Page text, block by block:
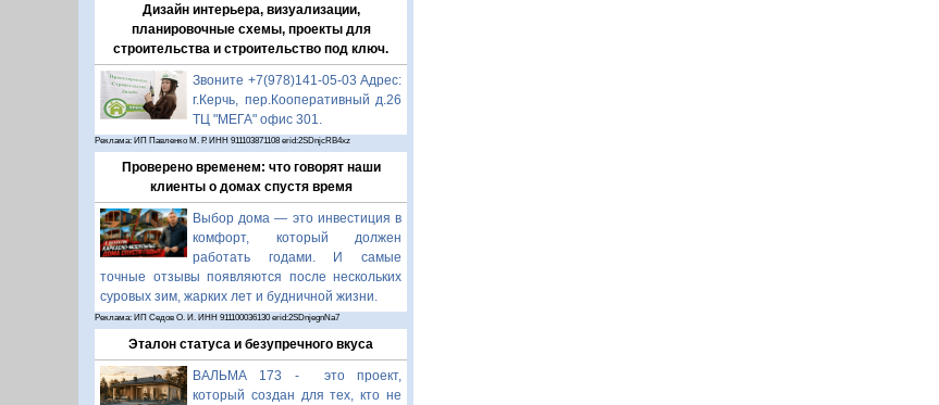
Дизайн интерьера, визуализации,
планировочные схемы, проекты для
строительства и строительство под ключ.
Звоните +7(978)141-05-03 Адрес:
г.Керчь, пер.Кооперативный д.26
ТЦ "МЕГА" офис 301.
Реклама: ИП Павленко М. Р. ИНН 911103871108 erid:2SDnjcRB4xz
Проверено временем: что говорят наши
клиенты о домах спустя время
Выбор дома — это инвестиция в
комфорт, который должен
работать годами. И самые
точные отзывы появляются после нескольких
суровых зим, жарких лет и будничной жизни.
Реклама: ИП Седов О. И. ИНН 911100036130 erid:2SDnjegnNa7
Эталон статуса и безупречного вкуса
ВАЛЬМА 173 - это проект,
который создан для тех, кто не